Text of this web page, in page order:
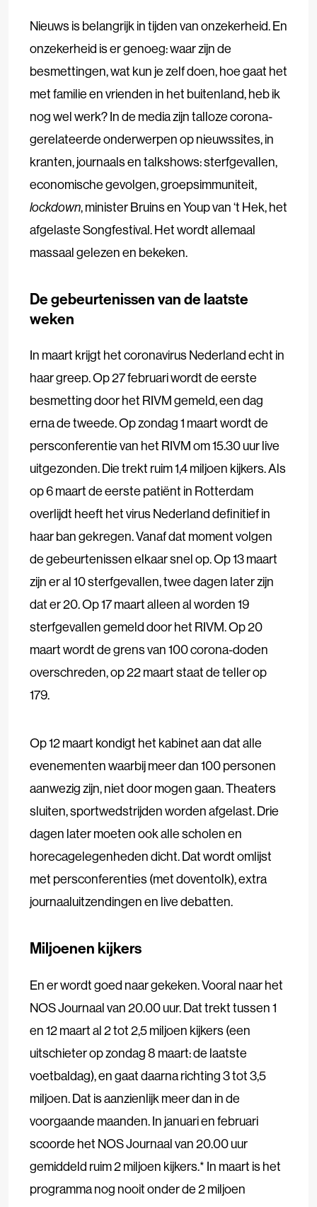
Nieuws is belangrijk in tijden van onzekerheid. En
onzekerheid is er genoeg: waar zijn de
besmettingen, wat kun je zelf doen, hoe gaat het
met familie en vrienden in het buitenland, heb ik
nog wel werk? In de media zijn talloze corona-
gerelateerde onderwerpen op nieuwssites, in
kranten, journaals en talkshows: sterfgevallen,
economische gevolgen, groepsimmuniteit,
lockdown, minister Bruins en Youp van ‘t Hek, het
afgelaste Songfestival. Het wordt allemaal
massaal gelezen en bekeken.
De gebeurtenissen van de laatste
weken
In maart krijgt het coronavirus Nederland echt in
haar greep. Op 27 februari wordt de eerste
besmetting door het RIVM gemeld, een dag
erna de tweede. Op zondag 1 maart wordt de
persconferentie van het RIVM om 15.30 uur live
uitgezonden. Die trekt ruim 1,4 miljoen kijkers. Als
op 6 maart de eerste patiënt in Rotterdam
overlijdt heeft het virus Nederland definitief in
haar ban gekregen. Vanaf dat moment volgen
de gebeurtenissen elkaar snel op. Op 13 maart
zijn er al 10 sterfgevallen, twee dagen later zijn
dat er 20. Op 17 maart alleen al worden 19
sterfgevallen gemeld door het RIVM. Op 20
maart wordt de grens van 100 corona-doden
overschreden, op 22 maart staat de teller op
179.
Op 12 maart kondigt het kabinet aan dat alle
evenementen waarbij meer dan 100 personen
aanwezig zijn, niet door mogen gaan. Theaters
sluiten, sportwedstrijden worden afgelast. Drie
dagen later moeten ook alle scholen en
horecagelegenheden dicht. Dat wordt omlijst
met persconferenties (met doventolk), extra
journaaluitzendingen en live debatten.
Miljoenen kijkers
En er wordt goed naar gekeken. Vooral naar het
NOS Journaal van 20.00 uur. Dat trekt tussen 1
en 12 maart al 2 tot 2,5 miljoen kijkers (een
uitschieter op zondag 8 maart: de laatste
voetbaldag), en gaat daarna richting 3 tot 3,5
miljoen. Dat is aanzienlijk meer dan in de
voorgaande maanden. In januari en februari
scoorde het NOS Journaal van 20.00 uur
gemiddeld ruim 2 miljoen kijkers.* In maart is het
programma nog nooit onder de 2 miljoen